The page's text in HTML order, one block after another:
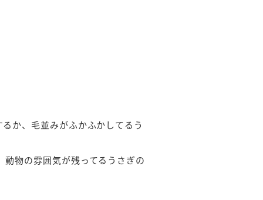
か、毛並みがふかふかしてるう
物の雰囲気が残ってるうさぎの